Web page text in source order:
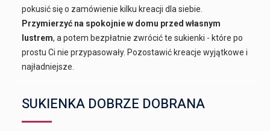
pokusić się o zamówienie kilku kreacji dla siebie.
Przymierzyć na spokojnie w domu przed własnym
lustrem, a potem bezpłatnie zwrócić te sukienki - które po
prostu Ci nie przypasowały. Pozostawić kreacje wyjątkowe i
najładniejsze.
SUKIENKA DOBRZE DOBRANA